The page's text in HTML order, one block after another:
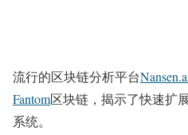
流行的区块链分析平台
Fantom区块链，揭示了快速扩
系统。